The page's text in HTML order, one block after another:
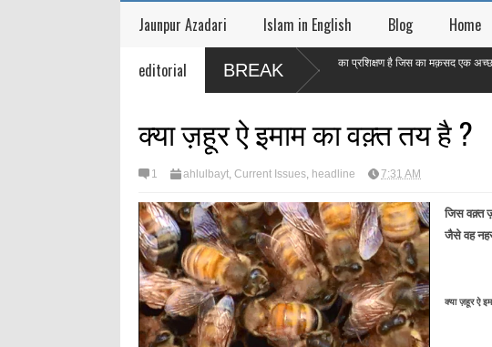
Jaunpur Azadari Islam in English Blog Home
editorial BREAK
माह ऐ रमज़ान एक महीने का प्रशिक्षण है जिस का मक़सद एक अच्छा इंसान
क्या ज़हूर ऐ इमाम का वक़्त तय है ?
1 ahlulbayt Current Issues headline 7:31 AM
जिस वक़्त
जैसे वह
क्या ज़हूर ऐ